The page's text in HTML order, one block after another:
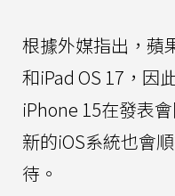
根據外媒指出，蘋
和iPad OS 17，因
iPhone 15在發表
新的iOS系統也會
待。